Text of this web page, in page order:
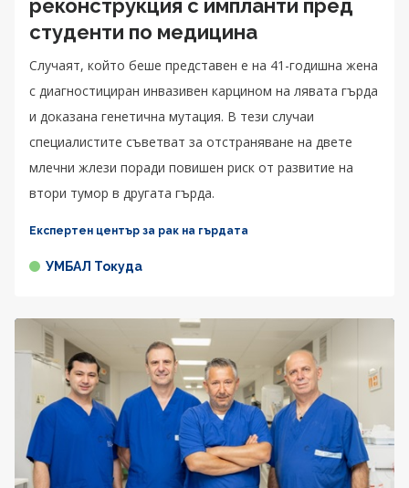
реконструкция с импланти пред
студенти по медицина
Случаят, който беше представен е на 41-годишна жена
с диагностициран инвазивен карцином на лявата гърда
и доказана генетична мутация. В тези случаи
специалистите съветват за отстраняване на двете
млечни жлези поради повишен риск от развитие на
втори тумор в другата гърда.
Експертен център за рак на гърдата
УМБАЛ Токуда